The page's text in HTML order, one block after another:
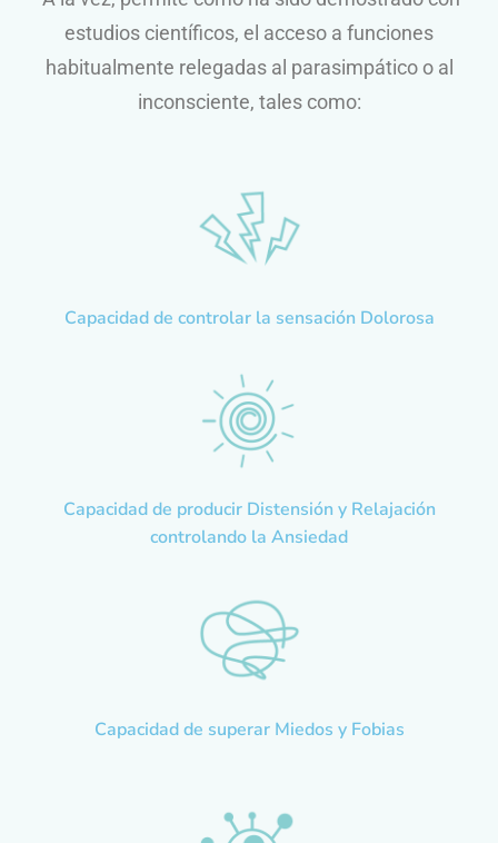
estudios científicos, el acceso a funciones
habitualmente relegadas al parasimpático o al
inconsciente, tales como:
Capacidad de controlar la sensación Dolorosa
Capacidad de producir Distensión y Relajación
controlando la Ansiedad
Capacidad de superar Miedos y Fobias